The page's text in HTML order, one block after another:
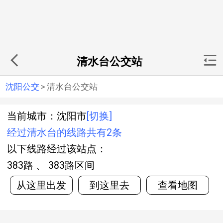
清水台公交站
沈阳公交 > 清水台公交站
当前城市：沈阳市 [切换]
经过清水台的线路共有2条
以下线路经过该站点：
383路 、 383路区间
从这里出发
到这里去 查看地图